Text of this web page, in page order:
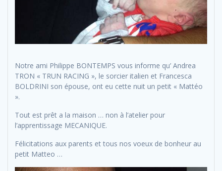
Notre ami Philippe BONTEMPS vous informe qu’ Andrea
TRON « TRUN RACING », le sorcier italien et Francesca
BOLDRINI son épouse, ont eu cette nuit un petit « Mattéo
».
Tout est prêt a la maison … non à l’atelier pour
l’apprentissage MECANIQUE.
Félicitations aux parents et tous nos voeux de bonheur au
petit Matteo …